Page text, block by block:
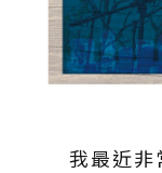
我最近非